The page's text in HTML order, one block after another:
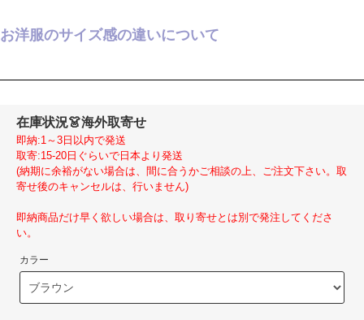
お洋服のサイズ感の違いについて
在庫状況👗海外取寄せ
即納:1～3日以内で発送
取寄:15-20日ぐらいで日本より発送
(納期に余裕がない場合は、間に合うかご相談の上、ご注文下さい。取
寄せ後のキャンセルは、行いません)
即納商品だけ早く欲しい場合は、取り寄せとは別で発注してくださ
い。
カラー